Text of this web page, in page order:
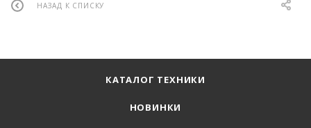
НАЗАД К СПИСКУ
КАТАЛОГ ТЕХНИКИ
НОВИНКИ